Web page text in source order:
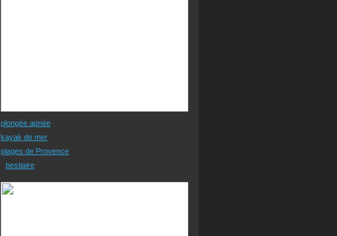
plongée apnée
kayak de mer
plages de Provence
bestiaire